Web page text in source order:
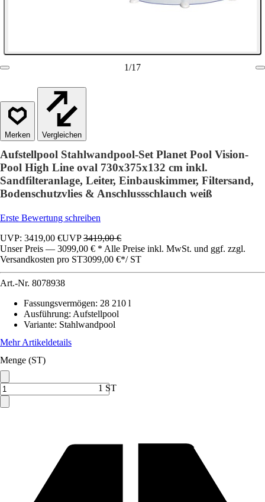
1/17
Vergleichen
Aufstellpool Stahlwandpool-Set Planet Pool Vision-
Pool High Line oval 730x375x132 cm inkl.
Sandfilteranlage, Leiter, Einbauskimmer, Filtersand,
Bodenschutzvlies & Anschlussschlauch weiß
Erste Bewertung schreiben
UVP: 3419,00 €UVP3419,00 €
Unser Preis — 3099,00 € * Alle Preise inkl. MwSt. und ggf. zzgl.
Versandkosten pro ST3099,00 €*/ ST
Art.-Nr. 8078938
Fassungsvermögen: 28 210 l
Ausführung: Aufstellpool
Variante: Stahlwandpool
Mehr Artikeldetails
Menge (ST)
1 ST